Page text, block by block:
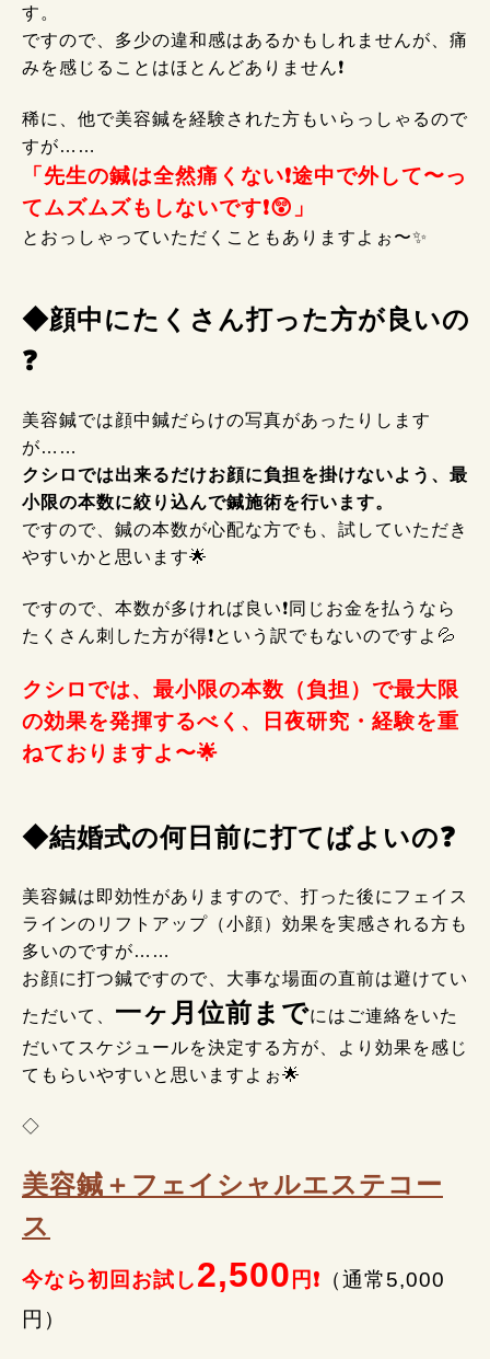
す。
ですので、多少の違和感はあるかもしれませんが、痛
みを感じることはほとんどありません❗
稀に、他で美容鍼を経験された方もいらっしゃるので
すが……
「先生の鍼は全然痛くない❗途中で外して〜っ
てムズムズもしないです❗😲」
とおっしゃっていただくこともありますよぉ〜✨
◆顔中にたくさん打った方が良いの
❓
美容鍼では顔中鍼だらけの写真があったりします
が……
クシロでは出来るだけお顔に負担を掛けないよう、最
小限の本数に絞り込んで鍼施術を行います。
ですので、鍼の本数が心配な方でも、試していただき
やすいかと思います🌟
ですので、本数が多ければ良い❗同じお金を払うなら
たくさん刺した方が得❗という訳でもないのですよ💦
クシロでは、最小限の本数（負担）で最大限
の効果を発揮するべく、日夜研究・経験を重
ねておりますよ〜🌟
◆結婚式の何日前に打てばよいの❓
美容鍼は即効性がありますので、打った後にフェイス
ラインのリフトアップ（小顔）効果を実感される方も
多いのですが……
お顔に打つ鍼ですので、大事な場面の直前は避けてい
ただいて、 一ヶ月位前までにはご連絡をいた
だいてスケジュールを決定する方が、より効果を感じ
てもらいやすいと思いますよぉ🌟
◇
美容鍼＋フェイシャルエステコー
ス
今なら初回お試し2,500 円❗ （通常5,000
円）